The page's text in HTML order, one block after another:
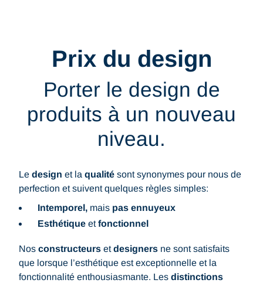
Prix du design
Porter le design de
produits à un nouveau
niveau.
Le design et la qualité sont synonymes pour nous de
perfection et suivent quelques règles simples:
Intemporel, mais pas ennuyeux
Esthétique etfonctionnel
Nos constructeurs etdesigners ne sont satisfaits
que lorsque l’esthétique est exceptionnelle et la
fonctionnalité enthousiasmante. Les distinctions